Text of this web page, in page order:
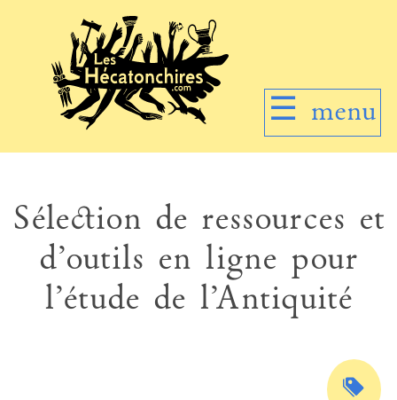
☰ menu
Sélection de ressources et
d’outils en ligne pour
l’étude de l’Antiquité